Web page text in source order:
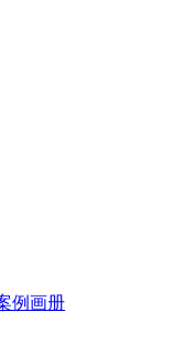
例画册